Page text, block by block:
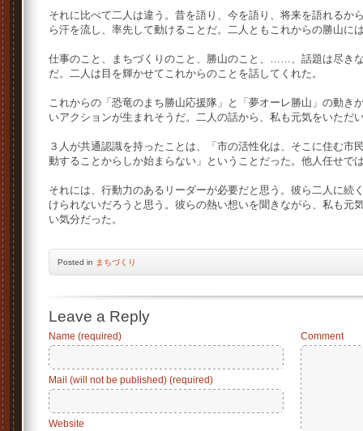
それに比べて二人は違う。昔を語り、今を語り、将来を語れるか
ら汗を流し、率先して動けることだ。二人ともこれからの勝山に
仕事のこと、まちづくりのこと、勝山のこと、……、話題は尽き
だ。二人は目を輝かせてこれからのことを話してくれた。
これからの「恐竜のまち勝山応援隊」と「夢オーレ勝山」の動き
いアクションが生まれそうだ。二人の話から、私も元気をいただ
３人が共通認識を持ったことは、「市の活性化は、そこに住む市
動することからしか始まらない」ということだった。他人任せで
それには、行動力のあるリーダーが必要だと思う。彼ら二人に続
けられないだろうと思う。彼らの熱い想いを聞きながら、私も元
い気分だった。
Posted in まちづくり
Leave a Reply
Name (required)
Mail (will not be published) (required)
Website
Comment